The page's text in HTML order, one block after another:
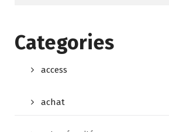
Categories
access
achat